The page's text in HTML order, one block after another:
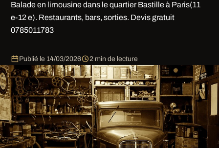
Balade en limousine dans le quartier Bastille à Paris(11
e-12 e). Restaurants, bars, sorties. Devis gratuit
0785011783
Publié le 14/03/2026 2 min de lecture